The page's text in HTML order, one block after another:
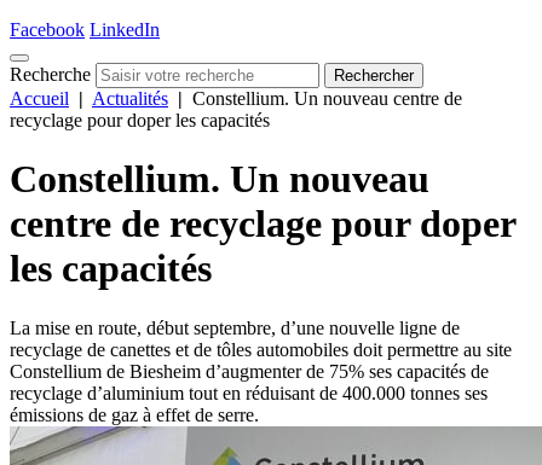
Facebook LinkedIn
Recherche Rechercher
Accueil | Actualités | Constellium. Un nouveau centre de
recyclage pour doper les capacités
Constellium. Un nouveau
centre de recyclage pour doper
les capacités
La mise en route, début septembre, d’une nouvelle ligne de
recyclage de canettes et de tôles automobiles doit permettre au site
Constellium de Biesheim d’augmenter de 75% ses capacités de
recyclage d’aluminium tout en réduisant de 400.000 tonnes ses
émissions de gaz à effet de serre.